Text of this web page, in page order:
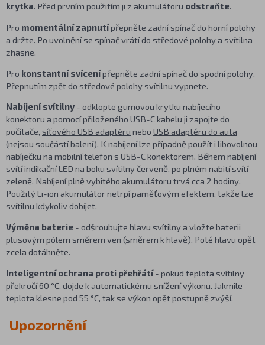
krytka. Před prvním použitím ji z akumulátoru odstraňte.
Pro momentální zapnutípřepněte zadní spínač do horní polohy
a držte. Po uvolnění se spínač vrátí do středové polohy a svítilna
zhasne.
Pro konstantní svícenípřepněte zadní spínač do spodní polohy.
Přepnutím zpět do středové polohy svítilnu vypnete.
Nabíjení svítilny - odklopte gumovou krytku nabíjecího
konektoru a pomocí přiloženého USB-C kabelu ji zapojte do
počítače, síťového USB adaptéru nebo USB adaptéru do auta
(nejsou součástí balení). K nabíjení lze případně použít i libovolnou
nabíječku na mobilní telefon s USB-C konektorem. Během nabíjení
svítí indikační LED na boku svítilny červeně, po plném nabití svítí
zeleně. Nabíjení plně vybitého akumulátoru trvá cca 2 hodiny.
Použitý Li-ion akumulátor netrpí paměťovým efektem, takže lze
svítilnu kdykoliv dobíjet.
Výměna baterie - odšroubujte hlavu svítilny a vložte baterii
plusovým pólem směrem ven (směrem k hlavě). Poté hlavu opět
zcela dotáhněte.
Inteligentní ochrana proti přehřátí- pokud teplota svítilny
překročí 60 °C, dojde k automatickému snížení výkonu. Jakmile
teplota klesne pod 55 °C, tak se výkon opět postupně zvýší.
Upozornění